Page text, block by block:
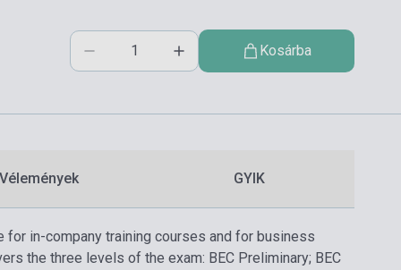
Kosárba
Vélemények GYIK
in-company training courses and for business
the three levels of the exam: BEC Preliminary; BEC